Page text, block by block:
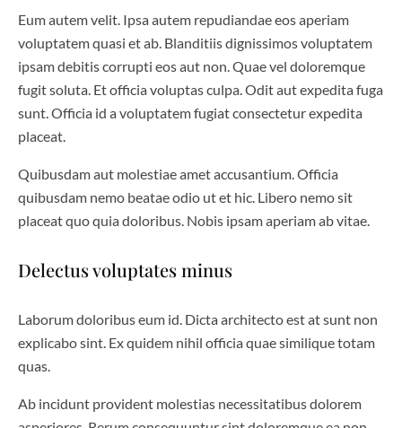
Eum autem velit. Ipsa autem repudiandae eos aperiam
voluptatem quasi et ab. Blanditiis dignissimos voluptatem
ipsam debitis corrupti eos aut non. Quae vel doloremque
fugit soluta. Et officia voluptas culpa. Odit aut expedita fuga
sunt. Officia id a voluptatem fugiat consectetur expedita
placeat.
Quibusdam aut molestiae amet accusantium. Officia
quibusdam nemo beatae odio ut et hic. Libero nemo sit
placeat quo quia doloribus. Nobis ipsam aperiam ab vitae.
Delectus voluptates minus
Laborum doloribus eum id. Dicta architecto est at sunt non
explicabo sint. Ex quidem nihil officia quae similique totam
quas.
Ab incidunt provident molestias necessitatibus dolorem